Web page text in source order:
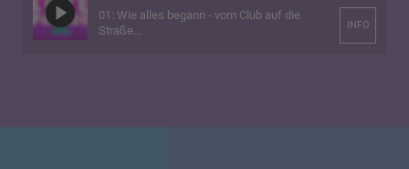
01: Wie alles begann - vom Club auf die
Straße...
INFO